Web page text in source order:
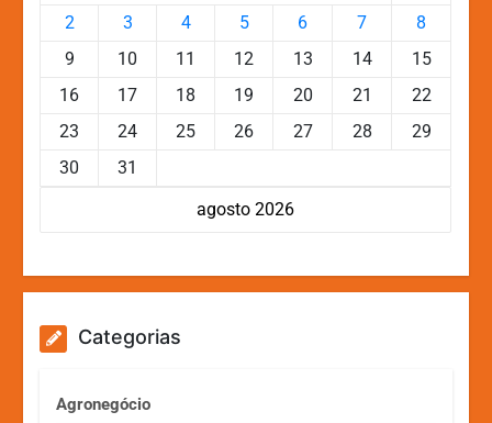
agosto 2026
2 3 4 5 6 7
8
9
10 11 12 13 14
15
16
17 18 19 20 21
22
23
24 25 26 27 28
29
30
31
Categorias
Agronegócio